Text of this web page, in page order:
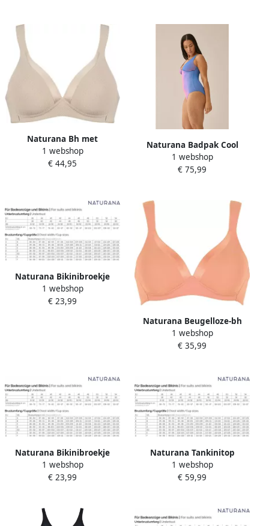
Naturana Bh met
steuncups The Wednesday
Ontlastende bandjes met
1 webshop
€ 44,95
Naturana Badpak Cool
Cruising subtiel
streepdesign elastisch
1 webshop
€ 75,99
Naturana Bikinibroekje
Beautiful Beaches Met
patroon flexibele tailleband
1 webshop
€ 23,99
Naturana Beugelloze-bh
The Wednesday met cup
glansband brede bandjes
1 webshop
€ 35,99
Naturana Bikinibroekje
Beautiful Beaches met
patroon flexibele tailleband
1 webshop
€ 23,99
Naturana Tankinitop
Beautiful Beaches
voorgevormde cups met
comfortabel
1 webshop
€ 59,99